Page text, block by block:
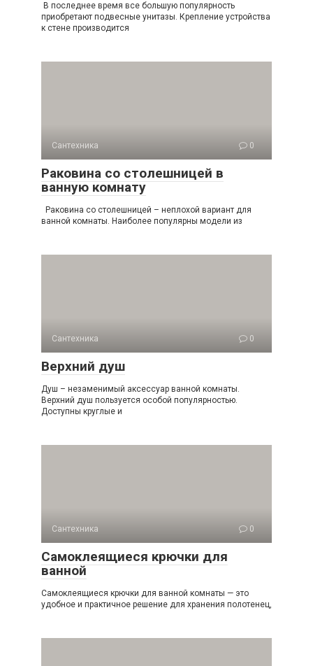
В последнее время все большую популярность
приобретают подвесные унитазы. Крепление устройства
к стене производится
Сантехника 0
Раковина со столешницей в
ванную комнату
Раковина со столешницей – неплохой вариант для
ванной комнаты. Наиболее популярны модели из
Сантехника 0
Верхний душ
Душ – незаменимый аксессуар ванной комнаты.
Верхний душ пользуется особой популярностью.
Доступны круглые и
Сантехника 0
Самоклеящиеся крючки для
ванной
Самоклеящиеся крючки для ванной комнаты — это
удобное и практичное решение для хранения полотенец,